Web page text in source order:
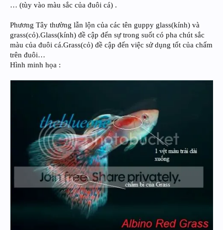
… (tùy vào màu sắc của đuôi cá) .
Phương Tây thường lẫn lộn của các tên guppy glass(kính) và
grass(cỏ).Glass(kính) đề cập đến sự trong suốt có pha chút sắc
màu của đuôi cá.Grass(cỏ) đề cập đến việc sử dụng tốt của chấm
trên đuôi…
Hình minh họa :